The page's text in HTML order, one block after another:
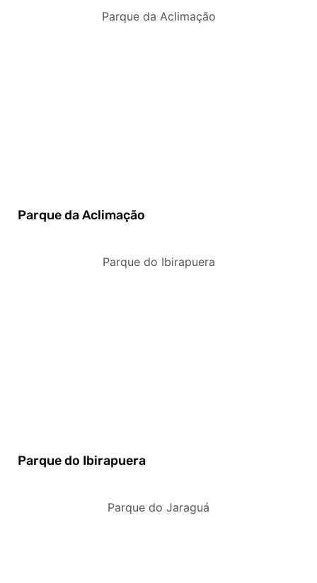
Parque da Aclimação
Parque da Aclimação
Parque do Ibirapuera
Parque do Ibirapuera
Parque do Jaraguá